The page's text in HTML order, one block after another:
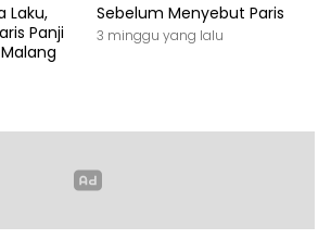
Laku,
Panji
Sebelum Menyebut Paris
3 minggu yang lalu